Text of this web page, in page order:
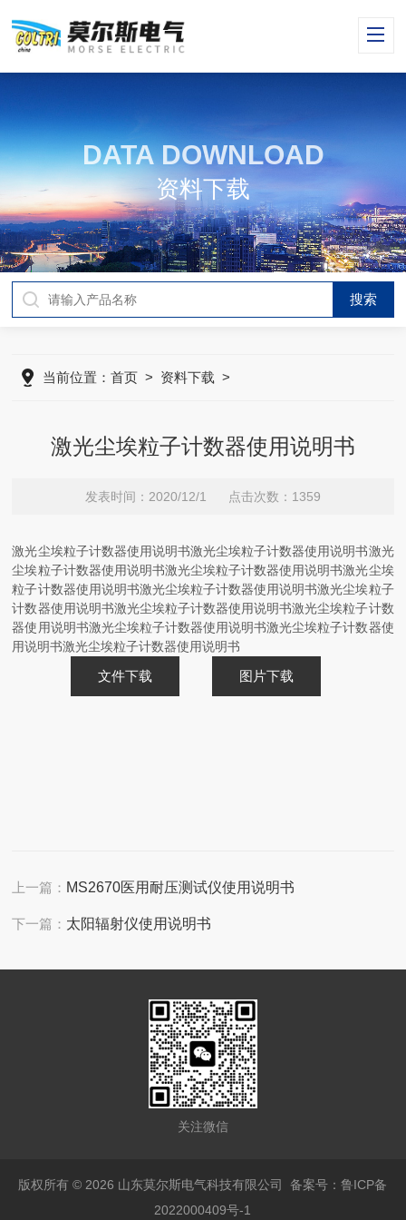
DATA DOWNLOAD
资料下载
当前位置：首页 > 资料下载 >
激光尘埃粒子计数器使用说明书
发表时间：2020/12/1 点击次数：1359
激光尘埃粒子计数器使用说明书激光尘埃粒子计数器使用说明书激光
尘埃粒子计数器使用说明书激光尘埃粒子计数器使用说明书激光尘埃
粒子计数器使用说明书激光尘埃粒子计数器使用说明书激光尘埃粒子
计数器使用说明书激光尘埃粒子计数器使用说明书激光尘埃粒子计数
器使用说明书激光尘埃粒子计数器使用说明书激光尘埃粒子计数器使
用说明书激光尘埃粒子计数器使用说明书
文件下载 图片下载
上一篇： MS2670医用耐压测试仪使用说明书
下一篇： 太阳辐射仪使用说明书
关注微信
版权所有 © 2026 山东莫尔斯电气科技有限公司备案号：鲁ICP备
2022000409号-1